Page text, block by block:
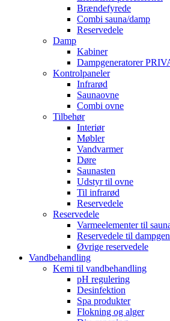
Brændefyrede
Combi sauna/damp
Reservedele
Damp
Kabiner
Dampgeneratorer
Kontrolpaneler
Infrarød
Saunaovne
Combi ovne
Tilbehør
Interiør
Møbler
Vandvarmer
Døre
Saunasten
Udstyr til ovne
Til infrarød
Reservedele
Reservedele
Varmeelementer til
Reservedele til
Øvrige reservedele
Vandbehandling
Kemi til vandbehandling
pH regulering
Desinfektion
Spa produkter
Flokning og alger